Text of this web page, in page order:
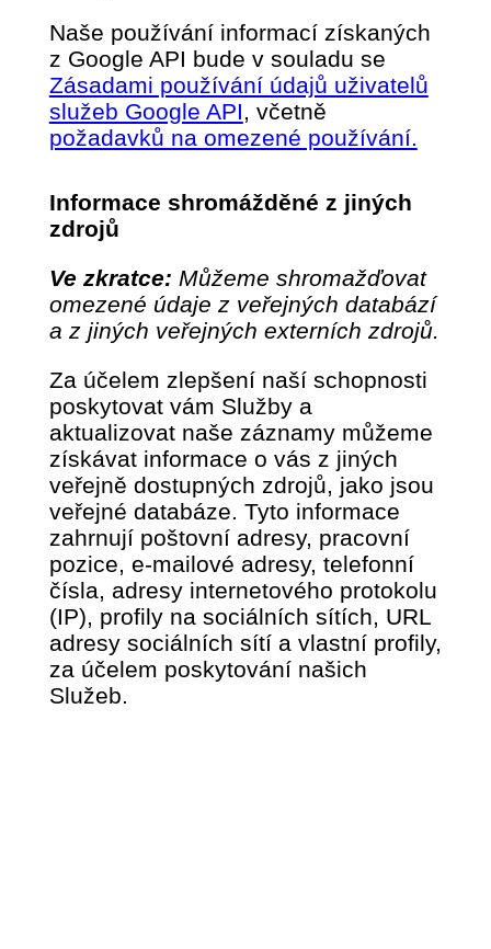
Naše používání informací získaných
z Google API bude v souladu se
Zásadami používání údajů uživatelů
služeb Google API, včetně
požadavků na omezené používání.
Informace shromážděné z jiných
zdrojů
Ve zkratce: Můžeme shromažďovat
omezené údaje z veřejných databází
a z jiných veřejných externích zdrojů.
Za účelem zlepšení naší schopnosti
poskytovat vám Služby a
aktualizovat naše záznamy můžeme
získávat informace o vás z jiných
veřejně dostupných zdrojů, jako jsou
veřejné databáze. Tyto informace
zahrnují poštovní adresy, pracovní
pozice, e-mailové adresy, telefonní
čísla, adresy internetového protokolu
(IP), profily na sociálních sítích, URL
adresy sociálních sítí a vlastní profily,
za účelem poskytování našich
Služeb.